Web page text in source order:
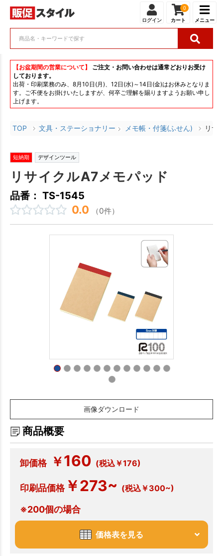
ログイン
0
カート メニュー
【お盆期間の営業について】
ご注文・お問い合わせは通常どおりお受け
しております。
出荷・印刷業務のみ、8月10日(月)、12日(水)～14日(金)はお休みとなりま
す。ご不便をお掛けいたしますが、何卒ご理解を賜りますようお願い申し
上げます。
TOP 文具・ステーショナリー メモ帳・付箋(ふせん) リサ
短納期 デザインツール
リサイクルA7メモパッド
品番： TS-1545
0.0 （0件）
画像ダウンロード
商品概要
卸価格 ￥160 (税込￥176)
印刷品価格￥273~ (税込￥300~)
※200個の場合
価格表を見る